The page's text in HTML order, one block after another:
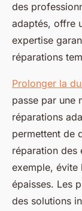
des
adaptés, offre
expertise
réparations
Prolonger la
passe par une
réparations
permettent de
réparation des
exemple, évite
épaisses. Les
des solutions